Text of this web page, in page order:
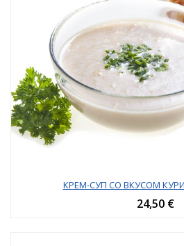
КРЕМ-СУП СО ВКУСОМ
24,50 €